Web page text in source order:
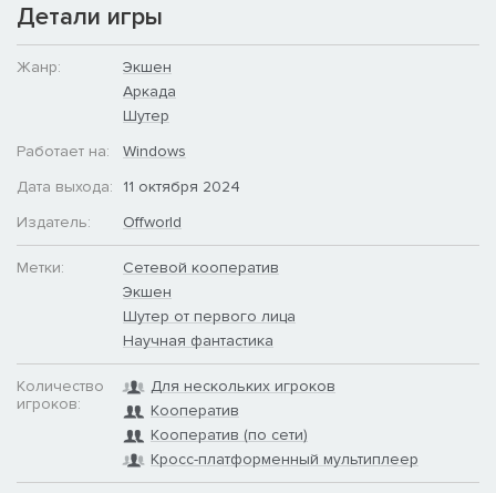
рейнджер или снайпер, разрушитель или незаменимый
медик, в Звёздном десанте найдётся место каждому.
Прокачивая своего персонажа, вы будете открывать новые
виды оружия, снаряжение и бонусы вашего класса, а также
косметические настройки, чтобы лучше походить на
настоящего элитного спецназовца!
ХОРОШИЙ ЖУК – МЁРТВЫЙ ЖУК!
Постоянно нарастающая угроза со стороны жуков означает
одно: чтобы выжить, вам придётся окапываться. Возводите
стены, башни, пункты снабжения и так далее, чтобы выстоять,
одолеть жуков и дождаться, когда прибудут корабли и
Детали игры
Жанр:
Экшен
Аркада
Шутер
Работает на:
Windows
Дата выхода:
11 октября 2024
Издатель:
Offworld
Метки:
Сетевой кооператив
Экшен
Шутер от первого лица
Научная фантастика
Количество
игроков:
Для нескольких игроков
Кооператив
Кооператив (по сети)
Кросс-платформенный мультиплеер